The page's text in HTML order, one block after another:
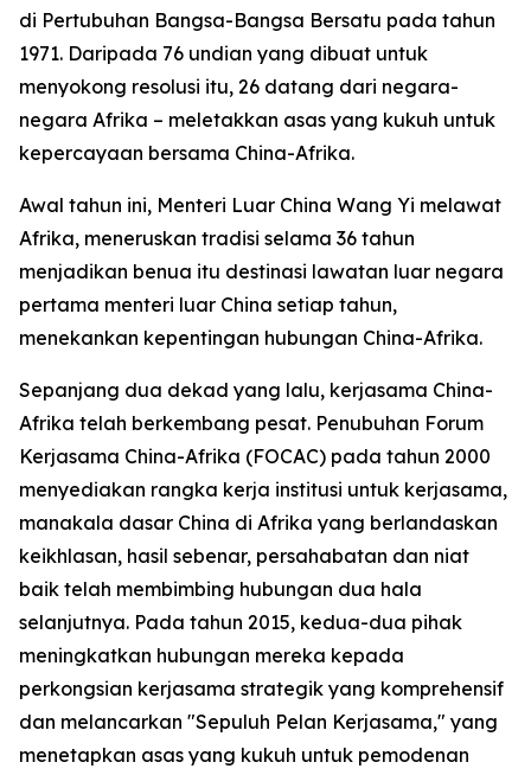
di Pertubuhan Bangsa-Bangsa Bersatu pada tahun
1971. Daripada 76 undian yang dibuat untuk
menyokong resolusi itu, 26 datang dari negara-
negara Afrika – meletakkan asas yang kukuh untuk
kepercayaan bersama China-Afrika.
Awal tahun ini, Menteri Luar China Wang Yi melawat
Afrika, meneruskan tradisi selama 36 tahun
menjadikan benua itu destinasi lawatan luar negara
pertama menteri luar China setiap tahun,
menekankan kepentingan hubungan China-Afrika.
Sepanjang dua dekad yang lalu, kerjasama China-
Afrika telah berkembang pesat. Penubuhan Forum
Kerjasama China-Afrika (FOCAC) pada tahun 2000
menyediakan rangka kerja institusi untuk kerjasama,
manakala dasar China di Afrika yang berlandaskan
keikhlasan, hasil sebenar, persahabatan dan niat
baik telah membimbing hubungan dua hala
selanjutnya. Pada tahun 2015, kedua-dua pihak
meningkatkan hubungan mereka kepada
perkongsian kerjasama strategik yang komprehensif
dan melancarkan "Sepuluh Pelan Kerjasama," yang
menetapkan asas yang kukuh untuk pemodenan